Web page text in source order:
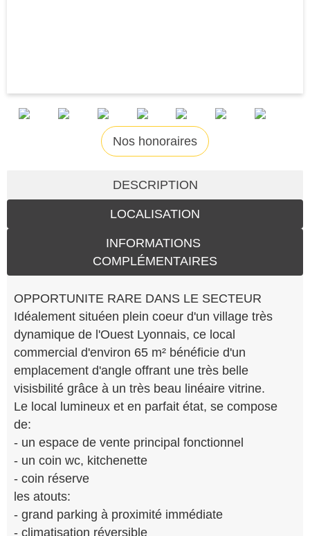
Nos honoraires
DESCRIPTION
LOCALISATION
INFORMATIONS
COMPLÉMENTAIRES
OPPORTUNITE RARE DANS LE SECTEUR
Idéalement situéen plein coeur d'un village très
dynamique de l'Ouest Lyonnais, ce local
commercial d'environ 65 m² bénéficie d'un
emplacement d'angle offrant une très belle
visisbilité grâce à un très beau linéaire vitrine.
Le local lumineux et en parfait état, se compose
de:
- un espace de vente principal fonctionnel
- un coin wc, kitchenette
- coin réserve
les atouts:
- grand parking à proximité immédiate
- climatisation réversible